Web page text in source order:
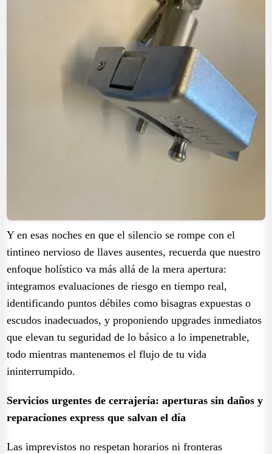
Y en esas noches en que el silencio se rompe con el
tintineo nervioso de llaves ausentes, recuerda que nuestro
enfoque holístico va más allá de la mera apertura:
integramos evaluaciones de riesgo en tiempo real,
identificando puntos débiles como bisagras expuestas o
escudos inadecuados, y proponiendo upgrades inmediatos
que elevan tu seguridad de lo básico a lo impenetrable,
todo mientras mantenemos el flujo de tu vida
ininterrumpido.
Servicios urgentes de cerrajería: aperturas sin daños y
reparaciones express que salvan el día
Las imprevistos no respetan horarios ni fronteras